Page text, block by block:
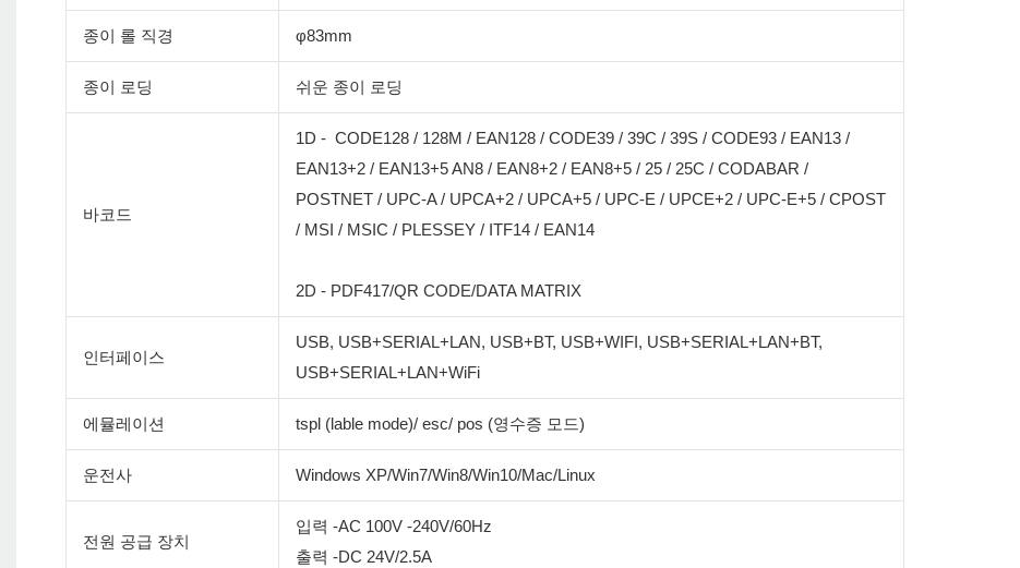
종이 롤 직경 φ83mm
종이 로딩 쉬운 종이 로딩
바코드
1D - CODE128 / 128M / EAN128 / CODE39 / 39C / 39S / CODE93 / EAN13 /
EAN13+2 / EAN13+5 AN8 / EAN8+2 / EAN8+5 / 25 / 25C / CODABAR /
POSTNET / UPC-A / UPCA+2 / UPCA+5 / UPC-E / UPCE+2 / UPC-E+5 / CPOST
/ MSI / MSIC / PLESSEY / ITF14 / EAN14
2D - PDF417/QR CODE/DATA MATRIX
인터페이스
USB, USB+SERIAL+LAN, USB+BT, USB+WIFI, USB+SERIAL+LAN+BT,
USB+SERIAL+LAN+WiFi
에뮬레이션 tspl (lable mode)/ esc/ pos (영수증 모드)
운전사 Windows XP/Win7/Win8/Win10/Mac/Linux
전원 공급 장치
입력 -AC 100V -240V/60Hz
출력 -DC 24V/2.5A